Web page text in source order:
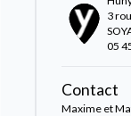
3
05
Contact
Maxime et